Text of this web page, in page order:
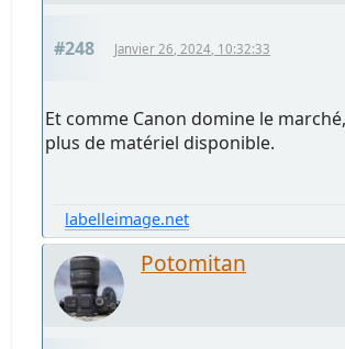
#248 Janvier 26, 2024, 10:32:33
Et comme Canon domine le
plus de matériel disponible.
labelleimage.net
Potomitan